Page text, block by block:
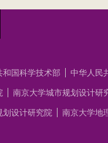
和国科学技术部 中华人民
南京大学城市规划设计研
划设计研究院 南京大学地